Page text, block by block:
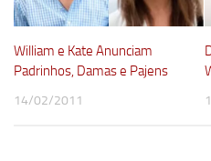
William e Kate Anunciam
Padrinhos, Damas e Pajens
14/02/2011